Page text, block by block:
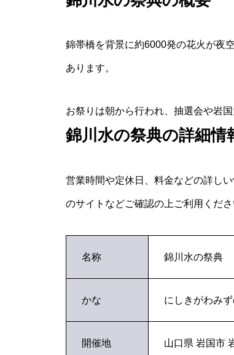
錦帯橋を背景に約6000発の花火が夜
あります。
お祭りは朝から行われ、抽選会や岩
錦川水の祭典の詳細情
営業時間や定休日、料金などの詳し
のサイトなどご確認の上ご利用くださ
名称 錦川水の祭典
かな にしきがわみ
開催地 山口県 岩国市